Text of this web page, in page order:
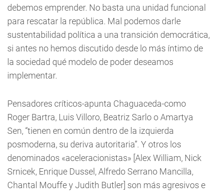
debemos emprender. No basta una unidad funcional
para rescatar la república. Mal podemos darle
sustentabilidad política a una transición democrática,
si antes no hemos discutido desde lo más íntimo de
la sociedad qué modelo de poder deseamos
implementar.
Pensadores críticos-apunta Chaguaceda-como
Roger Bartra, Luis Villoro, Beatriz Sarlo o Amartya
Sen, “tienen en común dentro de la izquierda
posmoderna, su deriva autoritaria”. Y otros los
denominados «aceleracionistas» [Alex William, Nick
Srnicek, Enrique Dussel, Alfredo Serrano Mancilla,
Chantal Mouffe y Judith Butler] son más agresivos e